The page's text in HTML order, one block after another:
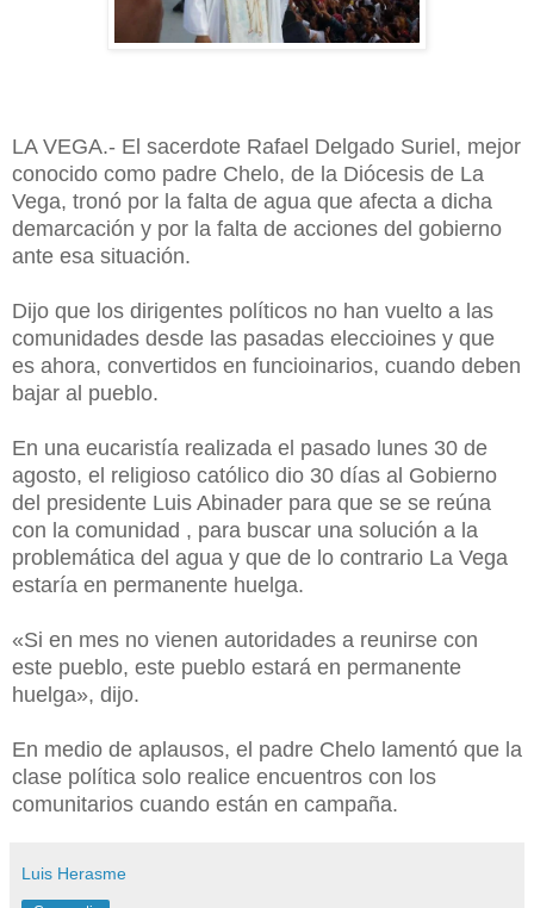
LA VEGA.- El sacerdote Rafael Delgado Suriel, mejor
conocido como padre Chelo, de la Diócesis de La
Vega, tronó por la falta de agua que afecta a dicha
demarcación y por la falta de acciones del gobierno
ante esa situación.
Dijo que los dirigentes políticos no han vuelto a las
comunidades desde las pasadas eleccioines y que
es ahora, convertidos en funcioinarios, cuando deben
bajar al pueblo.
En una eucaristía realizada el pasado lunes 30 de
agosto, el religioso católico dio 30 días al Gobierno
del presidente Luis Abinader para que se se reúna
con la comunidad , para buscar una solución a la
problemática del agua y que de lo contrario La Vega
estaría en permanente huelga.
«Si en mes no vienen autoridades a reunirse con
este pueblo, este pueblo estará en permanente
huelga», dijo.
En medio de aplausos, el padre Chelo lamentó que la
clase política solo realice encuentros con los
comunitarios cuando están en campaña.
Luis Herasme